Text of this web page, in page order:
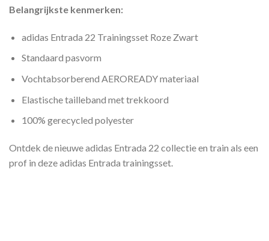
Belangrijkste kenmerken:
adidas Entrada 22 Trainingsset Roze Zwart
Standaard pasvorm
Vochtabsorberend AEROREADY materiaal
Elastische tailleband met trekkoord
100% gerecycled polyester
Ontdek de nieuwe adidas Entrada 22 collectie en train als een
prof in deze adidas Entrada trainingsset.